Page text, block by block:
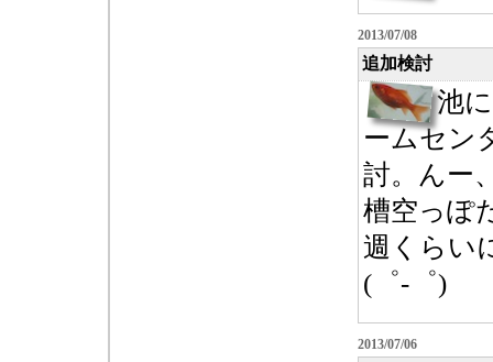
2013/07/08
追加検討
池
ームセン
討。んー
槽空っぽ
週くらい
(゜-゜)
2013/07/06